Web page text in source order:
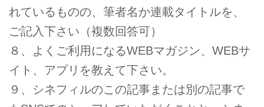
れているものの、筆者名か連載タイトルを、
ご記入下さい（複数回答可）
８、よくご利用になるWEBマガジン、WEBサ
イト、アプリを教えて下さい。
９、シネフィルのこの記事または別の記事で